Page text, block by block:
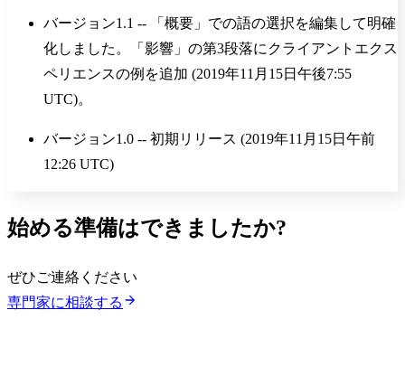
バージョン1.1 -- 「概要」での語の選択を編集して明確
化しました。「影響」の第3段落にクライアントエクス
ペリエンスの例を追加 (2019年11月15日午後7:55
UTC)。
バージョン1.0 -- 初期リリース (2019年11月15日午前
12:26 UTC)
始める準備はできましたか?
ぜひご連絡ください
専門家に相談する